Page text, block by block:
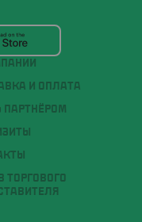
И ОПЛАТА
ПАРТНЁРОМ
ТОРГОВОГО